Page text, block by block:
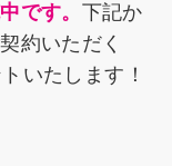
です。 下記か
約いただく
いたします！